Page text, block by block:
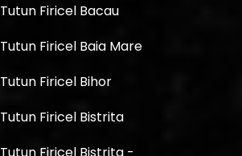
Tutun Firicel Bacau
Tutun Firicel Baia Mare
Tutun Firicel Bihor
Tutun Firicel Bistrita
Tutun Firicel Bistrita -